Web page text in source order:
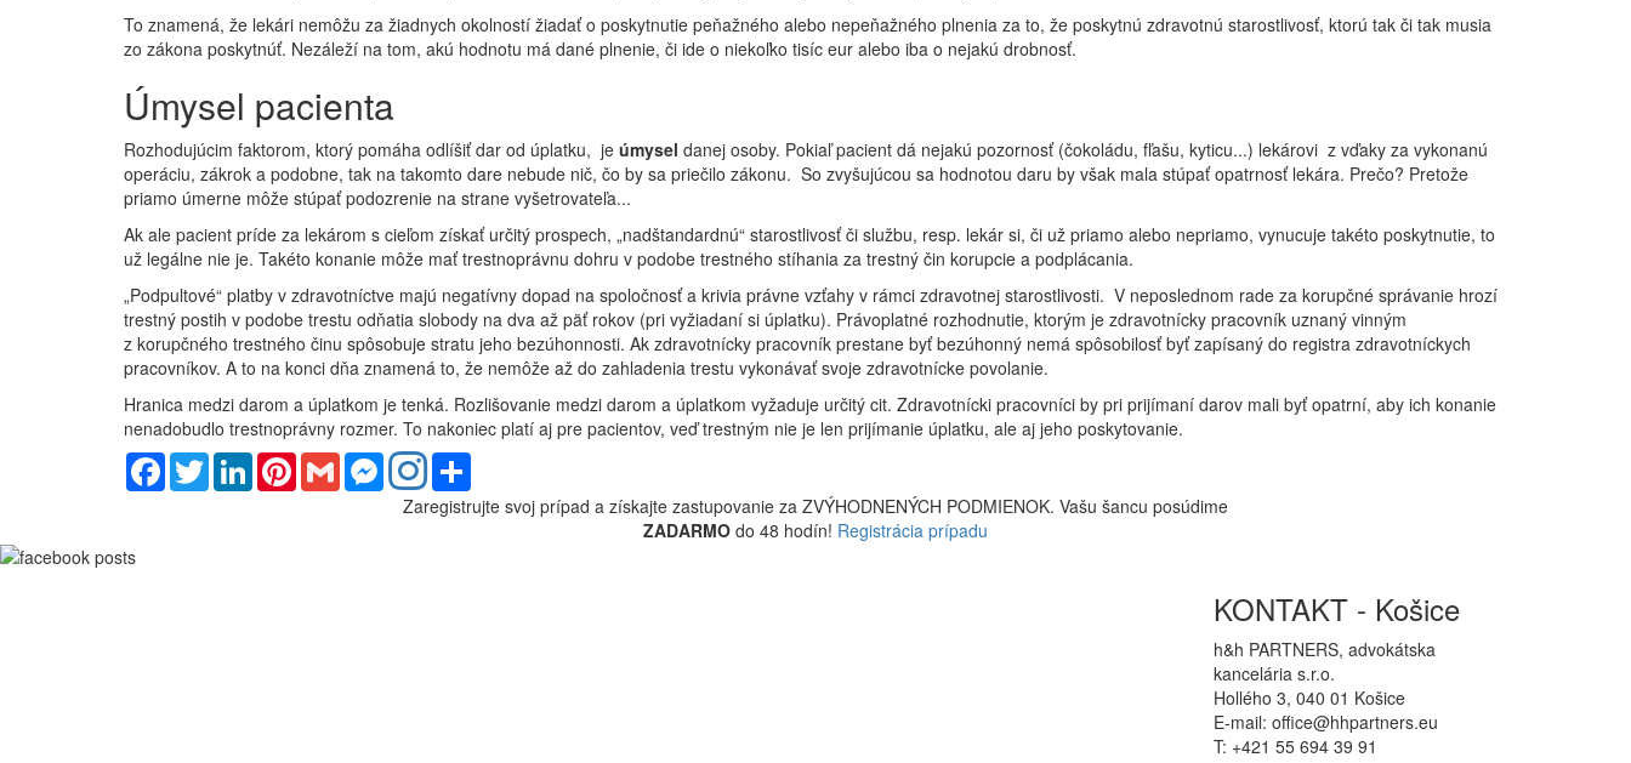
To znamená, že lekári nemôžu za žiadnych okolností žiadať o poskytnutie peňažného alebo nepeňažného plnenia za to, že poskytnú zdravotnú starostlivosť, ktorú tak či tak musia
zo zákona poskytnúť. Nezáleží na tom, akú hodnotu má dané plnenie, či ide o niekoľko tisíc eur alebo iba o nejakú drobnosť.
Úmysel pacienta
Rozhodujúcim faktorom, ktorý pomáha odlíšiť dar od úplatku, je úmysel danej osoby. Pokiaľ pacient dá nejakú pozornosť (čokoládu, fľašu, kyticu...) lekárovi z vďaky za vykonanú
operáciu, zákrok a podobne, tak na takomto dare nebude nič, čo by sa priečilo zákonu. So zvyšujúcou sa hodnotou daru by však mala stúpať opatrnosť lekára. Prečo? Pretože
priamo úmerne môže stúpať podozrenie na strane vyšetrovateľa...
Ak ale pacient príde za lekárom s cieľom získať určitý prospech, „nadštandardnú“ starostlivosť či službu, resp. lekár si, či už priamo alebo nepriamo, vynucuje takéto poskytnutie, to
už legálne nie je. Takéto konanie môže mať trestnoprávnu dohru v podobe trestného stíhania za trestný čin korupcie a podplácania.
„Podpultové“ platby v zdravotníctve majú negatívny dopad na spoločnosť a krivia právne vzťahy v rámci zdravotnej starostlivosti. V neposlednom rade za korupčné správanie hrozí
trestný postih v podobe trestu odňatia slobody na dva až päť rokov (pri vyžiadaní si úplatku). Právoplatné rozhodnutie, ktorým je zdravotnícky pracovník uznaný vinným
z korupčného trestného činu spôsobuje stratu jeho bezúhonnosti. Ak zdravotnícky pracovník prestane byť bezúhonný nemá spôsobilosť byť zapísaný do registra zdravotníckych
pracovníkov. A to na konci dňa znamená to, že nemôže až do zahladenia trestu vykonávať svoje zdravotnícke povolanie.
Hranica medzi darom a úplatkom je tenká. Rozlišovanie medzi darom a úplatkom vyžaduje určitý cit. Zdravotnícki pracovníci by pri prijímaní darov mali byť opatrní, aby ich konanie
nenadobudlo trestnoprávny rozmer. To nakoniec platí aj pre pacientov, veď trestným nie je len prijímanie úplatku, ale aj jeho poskytovanie.
Facebook
TwitterLinkedInPinterestGmail Messenger
Zaregistrujte svoj prípad a získajte zastupovanie za ZVÝHODNENÝCH PODMIENOK. Vašu šancu posúdime
ZADARMO do 48 hodín! Registrácia prípadu
KONTAKT - Košice
h&h PARTNERS, advokátska
kancelária s.r.o.
Hollého 3, 040 01 Košice
E-mail: office@hhpartners.eu
T: +421 55 694 39 91